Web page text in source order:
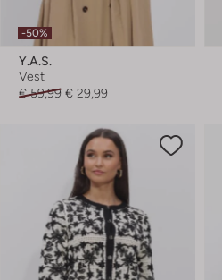
-50%
Y.a.s.
Vest
€ 59,99 € 29,99